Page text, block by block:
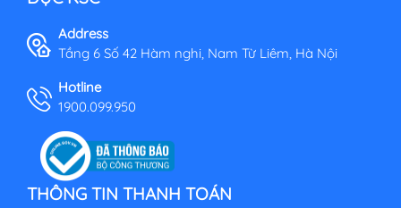
Address
Tầng 6 Số 42 Hàm nghi, Nam Từ Liêm, Hà Nội
Hotline
1900.099.950
THÔNG TIN THANH TOÁN